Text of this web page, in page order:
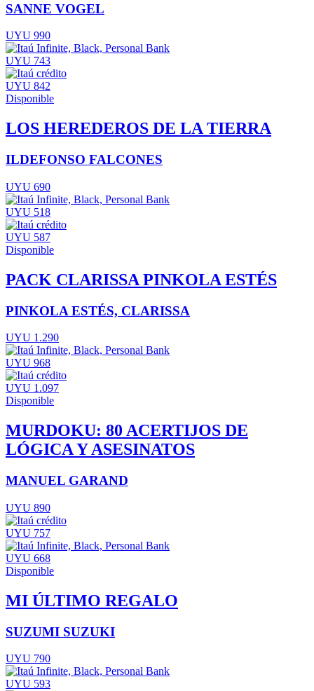
SANNE VOGEL
UYU 990
UYU 743
UYU 842
Disponible
LOS HEREDEROS DE LA TIERRA
ILDEFONSO FALCONES
UYU 690
UYU 518
UYU 587
Disponible
PACK CLARISSA PINKOLA ESTÉS
PINKOLA ESTÉS, CLARISSA
UYU 1.290
UYU 968
UYU 1.097
Disponible
MURDOKU: 80 ACERTIJOS DE
LÓGICA Y ASESINATOS
MANUEL GARAND
UYU 890
UYU 757
UYU 668
Disponible
MI ÚLTIMO REGALO
SUZUMI SUZUKI
UYU 790
UYU 593